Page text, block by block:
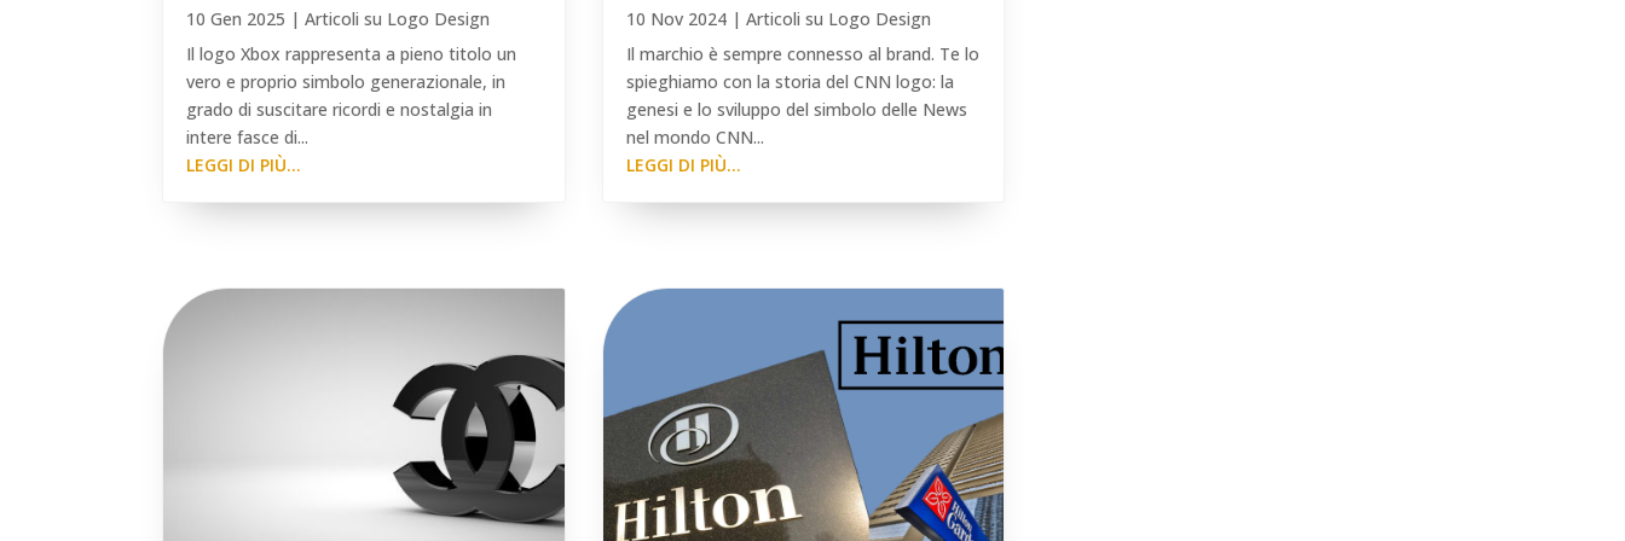
10 Gen 2025 |Articoli su Logo Design
Il logo Xbox rappresenta a pieno titolo un
vero e proprio simbolo generazionale, in
grado di suscitare ricordi e nostalgia in
intere fasce di...
LEGGI DI PIÙ...
10 Nov 2024| Articoli su Logo Design
Il marchio è sempre connesso al brand. Te lo
spieghiamo con la storia del CNN logo: la
genesi e lo sviluppo del simbolo delle News
nel mondo CNN...
LEGGI DI PIÙ...